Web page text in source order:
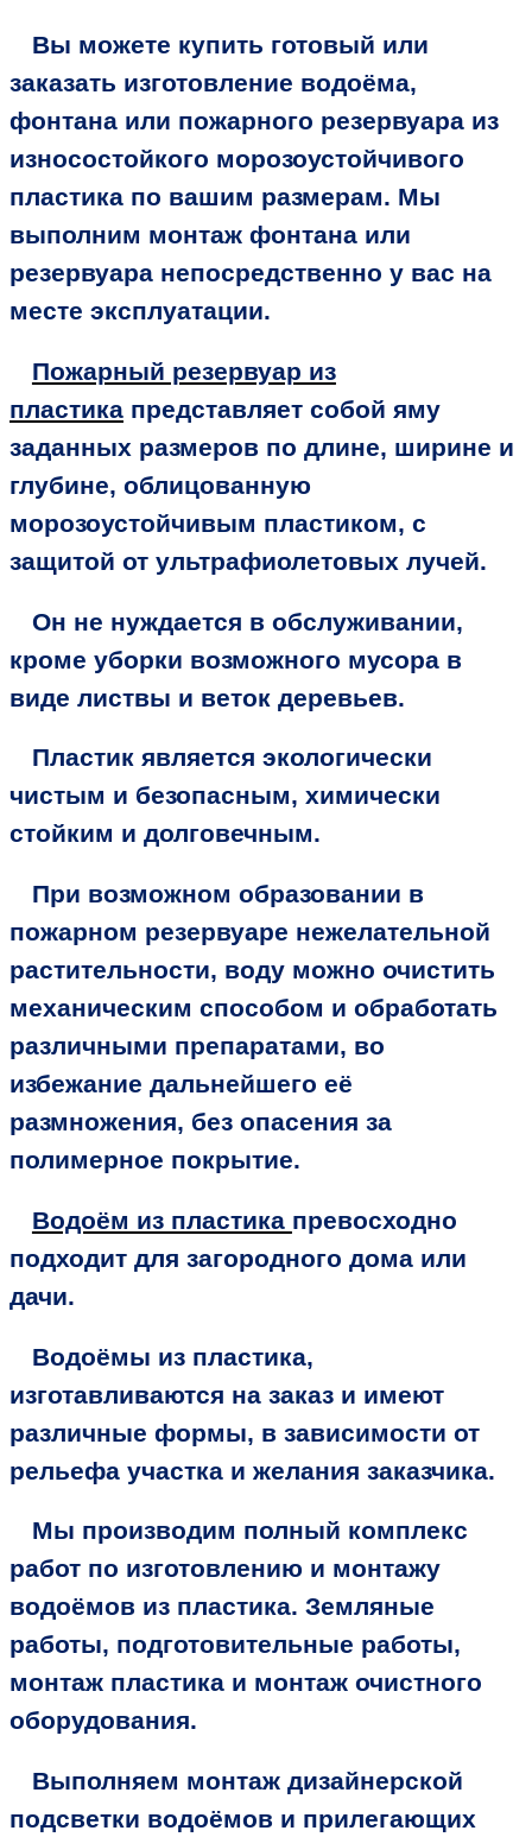
Вы можете купить готовый или
заказать изготовление водоёма,
фонтана или пожарного резервуара из
износостойкого морозоустойчивого
пластика по вашим размерам. Мы
выполним монтаж фонтана или
резервуара непосредственно у вас на
месте эксплуатации.
Пожарный резервуар из
пластика представляет собой яму
заданных размеров по длине, ширине и
глубине, облицованную
морозоустойчивым пластиком, с
защитой от ультрафиолетовых лучей.
Он не нуждается в обслуживании,
кроме уборки возможного мусора в
виде листвы и веток деревьев.
Пластик является экологически
чистым и безопасным, химически
стойким и долговечным.
При возможном образовании в
пожарном резервуаре нежелательной
растительности, воду можно очистить
механическим способом и обработать
различными препаратами, во
избежание дальнейшего её
размножения, без опасения за
полимерное покрытие.
Водоём из пластика превосходно
подходит для загородного дома или
дачи.
Водоёмы из пластика,
изготавливаются на заказ и имеют
различные формы, в зависимости от
рельефа участка и желания заказчика.
Мы производим полный комплекс
работ по изготовлению и монтажу
водоёмов из пластика. Земляные
работы, подготовительные работы,
монтаж пластика и монтаж очистного
оборудования.
Выполняем монтаж дизайнерской
подсветки водоёмов и прилегающих